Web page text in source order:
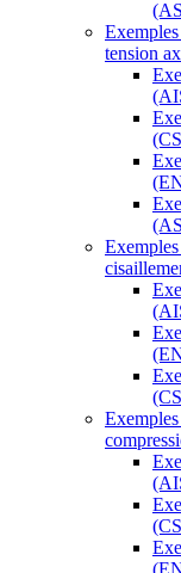
tension